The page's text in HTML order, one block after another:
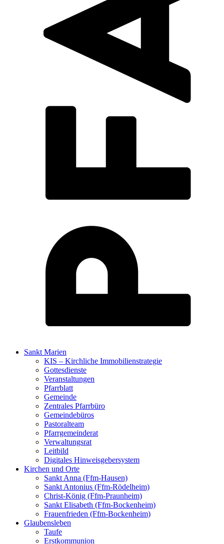
Sankt Marien
KIS – Kirchliche Immobilienstrategie
Gottesdienste
Veranstaltungen
Pfarrblatt
Gemeinde
Zentrales Pfarrbüro
Gemeindebüros
Pastoralteam
Pfarrgemeinderat
Verwaltungsrat
Leitbild
Digitales Hinweisgebersystem
Kirchen und Orte
Sankt Anna (Ffm-Hausen)
Sankt Antonius (Ffm-Rödelheim)
Christ-König (Ffm-Praunheim)
Sankt Elisabeth (Ffm-Bockenheim)
Frauenfrieden (Ffm-Bockenheim)
Glaubensleben
Taufe
Erstkommunion